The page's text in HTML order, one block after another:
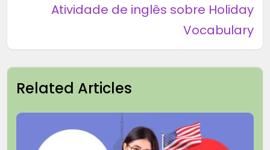
Atividade de inglês sobre Holiday
Vocabulary
Related Articles